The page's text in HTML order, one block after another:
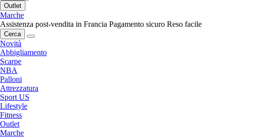
Outlet
Marche
Assistenza post-vendita in Francia Pagamento sicuro Reso facile
Cerca
Novità
Abbigliamento
Scarpe
NBA
Palloni
Attrezzatura
Sport US
Lifestyle
Fitness
Outlet
Marche